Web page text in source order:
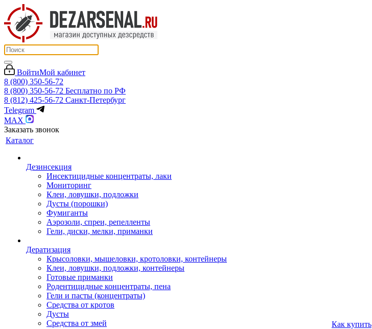
ВойтиМой кабинет
8 (800) 350-56-72
8 (800) 350-56-72 Бесплатно по РФ
8 (812) 425-56-72 Санкт-Петербург
Telegram
MAX
Заказать звонок
Каталог
Дезинсекция
Инсектицидные концентраты, лаки
Мониторинг
Клеи, ловушки, подложки
Дусты (порошки)
Фумиганты
Аэрозоли, спреи, репелленты
Гели, диски, мелки, приманки
Дератизация
Крысоловки, мышеловки, кротоловки, контейнеры
Клеи, ловушки, подложки, контейнеры
Готовые приманки
Родентицидные концентраты, пена
Гели и пасты (концентраты)
Средства от кротов
Дусты
Средства от змей
Как купить